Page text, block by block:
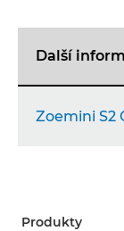
Další
Zoemini S2
Produkty